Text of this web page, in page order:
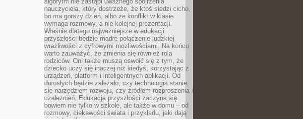
nauczyciela, który dostrzeże, że ktoś siedzi cicho,
bo ma gorszy dzień, albo że konflikt w klasie
wymaga rozmowy, a nie kolejnej prezentacji.
Właśnie dlatego najważniejsze w edukacji
przyszłości będzie mądre połączenie ludzkiej
wrażliwości z cyfrowymi możliwościami. Na końcu
warto zauważyć, że zmienia się również rola
rodziców. Oni także muszą oswoić się z tym, że
dziecko uczy się inaczej niż kiedyś, korzystając z
urządzeń, platform i inteligentnych aplikacji. Od
dorosłych będzie zależało, czy technologia stanie
się narzędziem rozwoju, czy źródłem rozproszenia i
uzależnień. Edukacja przyszłości zaczyna się
bowiem nie tylko w szkole, ale także w domu – od
rozmowy, ciekawości świata i przykładu, jaki dają